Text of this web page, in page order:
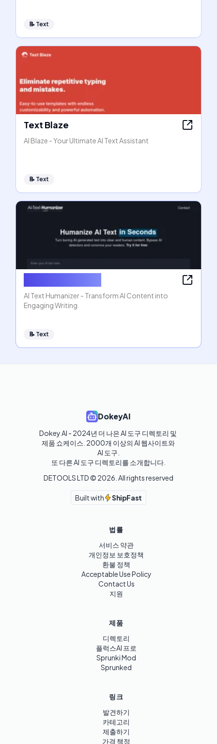
📝 Text
Text Blaze
AI Blaze - Your Ultimate AI Text Assistant
📝 Text
AI Text Humanizer - Transform AI Content into
Engaging Writing
📝 Text
DokeyAI
Dokey AI - 2024년 더 나은 AI 도구 디렉토리 및
제품 쇼케이스. 2000개 이상의 AI 웹사이트와
AI 도구.
또 다른 AI 도구 디렉토리를 소개합니다.
DETOOLS LTD © 2026 . All rights reserved
Built with ShipFast
법률
서비스 약관
개인정보 보호정책
환불 정책
Acceptable Use Policy
Contact Us
지원
제품
디렉토리
플럭스AI 프로
Sprunki Mod
Sprunked
링크
발견하기
카테고리
제출하기
가격 책정